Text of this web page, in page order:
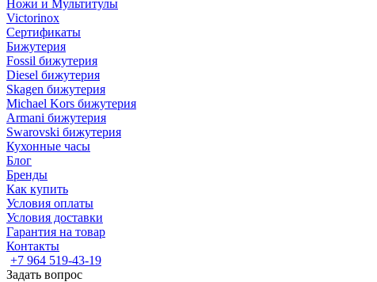
Ножи и Мультитулы
Victorinox
Сертификаты
Бижутерия
Fossil бижутерия
Diesel бижутерия
Skagen бижутерия
Michael Kors бижутерия
Armani бижутерия
Swarovski бижутерия
Кухонные часы
Блог
Бренды
Как купить
Условия оплаты
Условия доставки
Гарантия на товар
Контакты
+7 964 519-43-19
Задать вопрос